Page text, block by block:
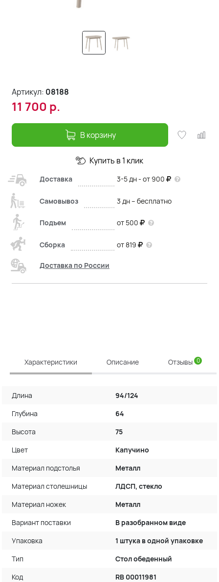
Артикул: 08188
11 700 р.
В корзину
Купить в 1 клик
Доставка 3-5 дн - от 900
Самовывоз 3 дн – бесплатно
Подъем от 500
Сборка от 819
Доставка по России
Характеристики Описание Отзывы 0
Длина
94/124
Глубина
64
Высота
75
Цвет
Капучино
Материал подстолья
Металл
Материал столешницы
ЛДСП, стекло
Материал ножек
Металл
Вариант поставки
В разобранном виде
Упаковка
1 штука в одной упаковке
Тип
Стол обеденный
Код
RB 00011981